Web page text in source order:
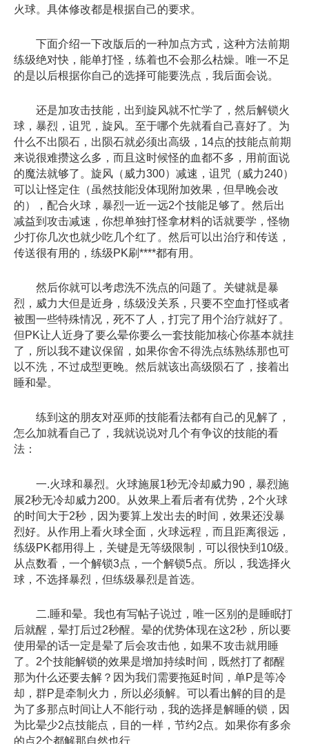
火球。具体修改都是根据自己的要求。
下面介绍一下改版后的一种加点方式，这种方法前期
练级绝对快，能单打怪，练着也不会那么枯燥。唯一不足
的是以后根据你自己的选择可能要洗点，我后面会说。
还是加攻击技能，出到旋风就不忙学了，然后解锁火
球，暴烈，诅咒，旋风。至于哪个先就看自己喜好了。为
什么不出陨石，出陨石就必须出高级，14点的技能点前期
来说很难攒这么多，而且这时候怪的血都不多，用前面说
的魔法就够了。旋风（威力300）减速，诅咒（威力240）
可以让怪定住（虽然技能没体现附加效果，但早晚会改
的），配合火球，暴烈一近一远2个技能足够了。然后出
减益到攻击减速，你想单独打怪拿材料的话就要学，怪物
少打你几次也就少吃几个红了。然后可以出治疗和传送，
传送很有用的，练级PK刷****都有用。
然后你就可以考虑洗不洗点的问题了。关键就是暴
烈，威力大但是近身，练级没关系，只要不空血打怪或者
被围一些特殊情况，死不了人，打完了用个治疗就好了。
但PK让人近身了要么晕你要么一套技能加核心你基本就挂
了，所以我不建议保留，如果你舍不得洗点练熟练那也可
以不洗，不过成型更晚。然后就该出高级陨石了，接着出
睡和晕。
练到这的朋友对巫师的技能看法都有自己的见解了，
怎么加就看自己了，我就说说对几个有争议的技能的看
法：
一.火球和暴烈。火球施展1秒无冷却威力90，暴烈施
展2秒无冷却威力200。从效果上看后者有优势，2个火球
的时间大于2秒，因为要算上发出去的时间，效果还没暴
烈好。从作用上看火球全面，火球远程，而且距离很远，
练级PK都用得上，关键是无等级限制，可以很快到10级。
从点数看，一个解锁3点，一个解锁5点。所以，我选择火
球，不选择暴烈，但练级暴烈是首选。
二.睡和晕。我也有写帖子说过，唯一区别的是睡眠打
后就醒，晕打后过2秒醒。晕的优势体现在这2秒，所以要
使用晕的话一定是晕了后会攻击他，如果不攻击就用睡
了。2个技能解锁的效果是增加持续时间，既然打了都醒
那为什么还要去解？因为我们需要拖延时间，单P是等冷
却，群P是牵制火力，所以必须解。可以看出解的目的是
为了多那点时间让人不能行动，我的选择是解睡的锁，因
为比晕少2点技能点，目的一样，节约2点。如果你有多余
的点2个都解那自然也行